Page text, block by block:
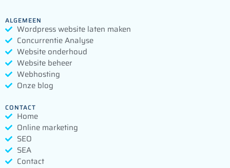
ALGEMEEN
Wordpress website laten maken
Concurrentie Analyse
Website onderhoud
Website beheer
Webhosting
Onze blog
CONTACT
Home
Online marketing
SEO
SEA
Contact